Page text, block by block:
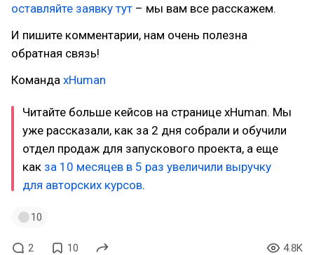
оставляйте заявку тут – мы вам все расскажем.
И пишите комментарии, нам очень полезна
обратная связь!
Команда xHuman
Читайте больше кейсов на странице xHuman. Мы
уже рассказали, как за 2 дня собрали и обучили
отдел продаж для запускового проекта, а еще
как за 10 месяцев в 5 раз увеличили выручку
для авторских курсов.
10
2 10 4.8K